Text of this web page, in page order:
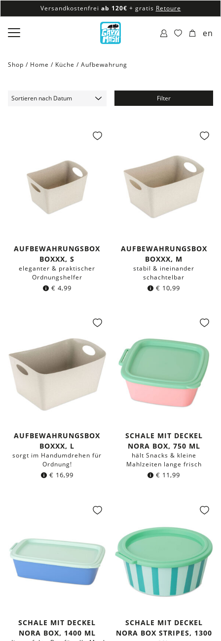
Versandkostenfrei ab 120€ + gratis Retoure
100% veganes & fair produziertes Sortiment
Versandkostenfrei ab 120€
en
Shop / Home / Küche / Aufbewahrung
Filter
AUFBEWAHRUNGSBOX
BOXXX, S
eleganter & praktischer
Ordnungshelfer
€ 4,99
AUFBEWAHRUNGSBOX
BOXXX, M
stabil & ineinander
schachtelbar
€ 10,99
AUFBEWAHRUNGSBOX
BOXXX, L
sorgt im Handumdrehen für
Ordnung!
€ 16,99
SCHALE MIT DECKEL
NORA BOX, 750 ML
hält Snacks & kleine
Mahlzeiten lange frisch
€ 11,99
SCHALE MIT DECKEL
NORA BOX, 1400 ML
SCHALE MIT DECKEL
NORA BOX STRIPES, 1300